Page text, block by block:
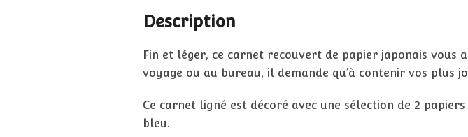
Description
Fin et léger, ce carnet recouvert de papier japonais vous
voyage ou au bureau, il demande qu’à contenir vos plus
Ce carnet ligné est décoré avec une sélection de 2
bleu.